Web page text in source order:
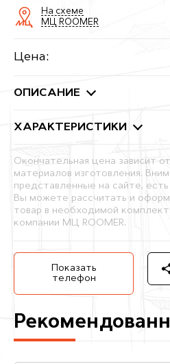
На схеме
МЦ ROOMER
Цена:
ОПИСАНИЕ
ХАРАКТЕРИСТИКИ
Окончательная цена зависит
материалов изготовления.
представленные на сайте,
Вы можете рассчитать и
товар в необходимой
компании МЦ ROOMER.
Показать
телефон